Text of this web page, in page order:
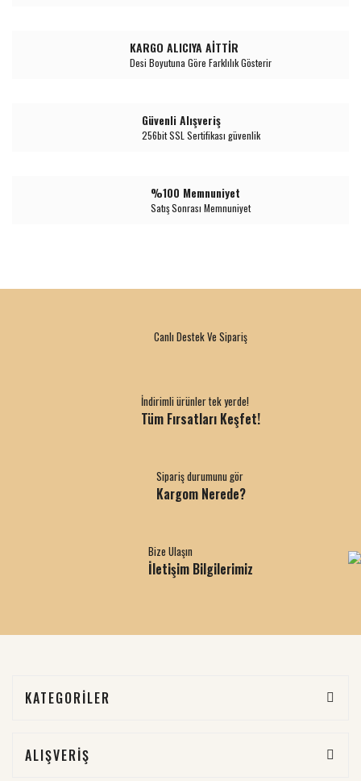
KARGO ALICIYA AİTTİR
Desi Boyutuna Göre Farklılık Gösterir
Güvenli Alışveriş
256bit SSL Sertifikası güvenlik
%100 Memnuniyet
Satış Sonrası Memnuniyet
Canlı Destek Ve Sipariş
İndirimli ürünler tek yerde!
Tüm Fırsatları Keşfet!
Sipariş durumunu gör
Kargom Nerede?
Bize Ulaşın
İletişim Bilgilerimiz
KATEGORİLER
ALIŞVERİŞ